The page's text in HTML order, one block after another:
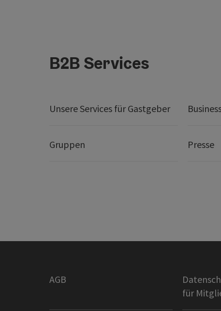
B2B Services
Unsere Services für Gastgeber
Gruppen Presse
AGB
für